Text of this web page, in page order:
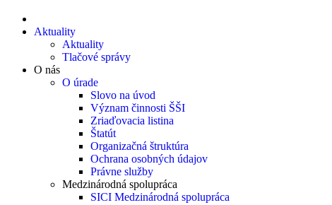
Aktuality
Aktuality
Tlačové správy
O nás
O úrade
Slovo na úvod
Význam činnosti ŠŠI
Zriaďovacia listina
Štatút
Organizačná štruktúra
Ochrana osobných údajov
Právne služby
Medzinárodná spolupráca
SICI Medzinárodná spolupráca